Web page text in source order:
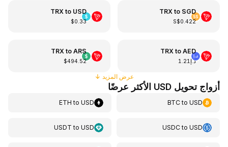
TRX to SGD
S$0.422
TRX to USD
$0.33
TRX toAED
د.إ1.21
TRX toARS
$494.52
عرض المزيد↓
أزواج تحويل USD الأكثر عرضًا
BTCtoUSD
ETH toUSD
USDCtoUSD
USDT toUSD